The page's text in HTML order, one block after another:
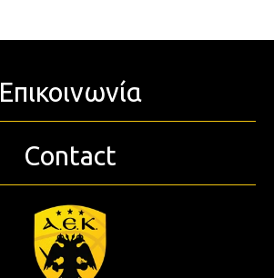
Επικοινωνία
Contact